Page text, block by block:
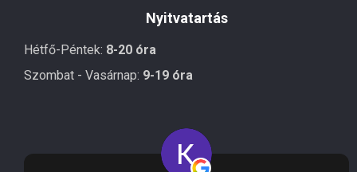
Nyitvatartás
Hétfő-Péntek: 8-20 óra
Szombat - Vasárnap: 9-19 óra